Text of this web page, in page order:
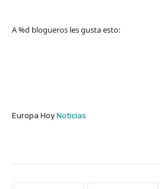
A%d blogueros les gusta esto:
Europa Hoy Noticias